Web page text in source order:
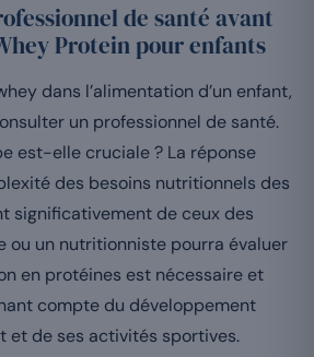
de santé avant
Protein pour enfants
dans l’alimentation d’un enfant,
un professionnel de santé.
est-elle cruciale ? La réponse
des besoins nutritionnels des
significativement de ceux des
ou un nutritionniste pourra évaluer
en protéines est nécessaire et
compte du développement
et de ses activités sportives.